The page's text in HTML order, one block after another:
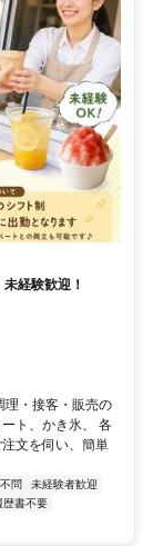
経験歓迎！
理・接客・販売の
ト、かき氷、 各
文を伺い、簡単
問
未経験者歓迎
歴書不要